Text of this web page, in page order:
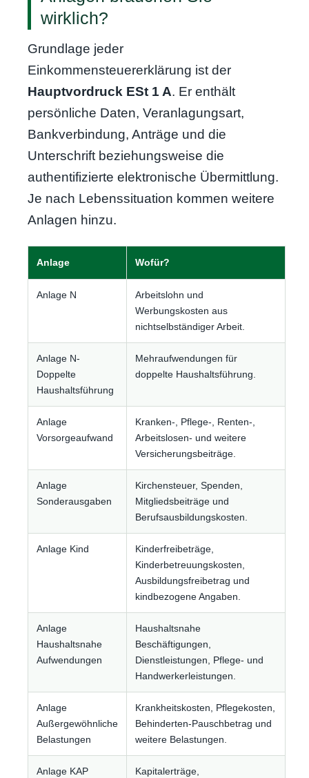
wirklich?
Grundlage jeder
Einkommensteuererklärung ist der
Hauptvordruck ESt 1 A. Er enthält
persönliche Daten, Veranlagungsart,
Bankverbindung, Anträge und die
Unterschrift beziehungsweise die
authentifizierte elektronische Übermittlung.
Je nach Lebenssituation kommen weitere
Anlagen hinzu.
Anlage Wofür?
Anlage N
Arbeitslohn und
Werbungskosten aus
nichtselbständiger Arbeit.
Anlage N-
Doppelte
Haushaltsführung
Mehraufwendungen für
doppelte Haushaltsführung.
Anlage
Vorsorgeaufwand
Kranken-, Pflege-, Renten-,
Arbeitslosen- und weitere
Versicherungsbeiträge.
Anlage
Sonderausgaben
Kirchensteuer, Spenden,
Mitgliedsbeiträge und
Berufsausbildungskosten.
Anlage Kind
Kinderfreibeträge,
Kinderbetreuungskosten,
Ausbildungsfreibetrag und
kindbezogene Angaben.
Anlage
Haushaltsnahe
Aufwendungen
Haushaltsnahe
Beschäftigungen,
Dienstleistungen, Pflege- und
Handwerkerleistungen.
Anlage
Außergewöhnliche
Belastungen
Krankheitskosten, Pflegekosten,
Behinderten-Pauschbetrag und
weitere Belastungen.
Anlage KAP
Kapitalerträge,